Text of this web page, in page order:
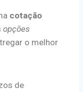
cotação
opções
o melhor
de